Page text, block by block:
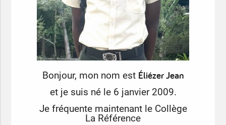
Bonjour, mon nom est Éliézer Jean
et je suis né le 6 janvier 2009.
Je fréquente maintenant le Collège
La Référence